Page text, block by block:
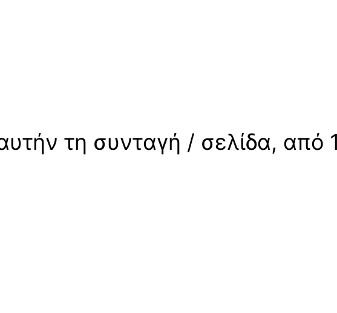
τη συνταγή / σελίδα, από